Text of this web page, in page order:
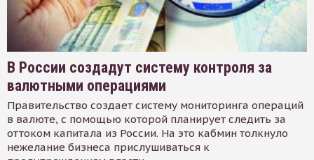
В России создадут систему контроля за
валютными операциями
Правительство создает систему мониторинга операций
в валюте, с помощью которой планирует следить за
оттоком капитала из России. На это кабмин толкнуло
нежелание бизнеса прислушиваться к